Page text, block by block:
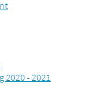
2020 - 2021